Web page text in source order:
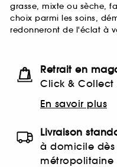
grasse, mixte ou sèche,
choix parmi les soins,
redonneront de l'éclat à
Retrait en
Click & Collect
En savoir plus
Livraison
à domicile dès